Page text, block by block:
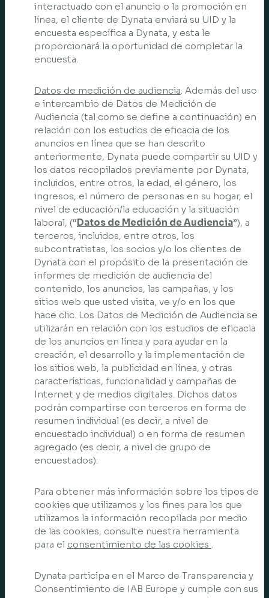
interactuado con el anuncio o la promoción en
línea, el cliente de Dynata enviará su UID y la
encuesta específica a Dynata, y esta le
proporcionará la oportunidad de completar la
encuesta.
Datos de medición de audiencia. Además del uso
e intercambio de Datos de Medición de
Audiencia (tal como se define a continuación) en
relación con los estudios de eficacia de los
anuncios en línea que se han descrito
anteriormente, Dynata puede compartir su UID y
los datos recopilados previamente por Dynata,
incluidos, entre otros, la edad, el género, los
ingresos, el número de personas en su hogar, el
nivel de educación/la educación y la situación
laboral, (“Datos de Medición de Audiencia”), a
terceros, incluidos, entre otros, los
subcontratistas, los socios y/o los clientes de
Dynata con el propósito de la presentación de
informes de medición de audiencia del
contenido, los anuncios, las campañas, y los
sitios web que usted visita, ve y/o en los que
hace clic. Los Datos de Medición de Audiencia se
utilizarán en relación con los estudios de eficacia
de los anuncios en línea y para ayudar en la
creación, el desarrollo y la implementación de
los sitios web, la publicidad en línea, y otras
características, funcionalidad y campañas de
Internet y de medios digitales. Dichos datos
podrán compartirse con terceros en forma de
resumen individual (es decir, a nivel de
encuestado individual) o en forma de resumen
agregado (es decir, a nivel de grupo de
encuestados).
Para obtener más información sobre los tipos de
cookies que utilizamos y los fines para los que
utilizamos la información recopilada por medio
de las cookies, consulte nuestra herramienta
para el consentimiento de las cookies .
Dynata participa en el Marco de Transparencia y
Consentimiento de IAB Europe y cumple con sus